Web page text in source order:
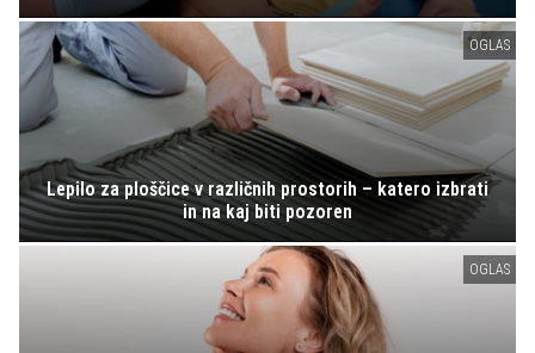
OGLAS
Lepilo za ploščice v različnih prostorih – katero izbrati
in na kaj biti pozoren
OGLAS